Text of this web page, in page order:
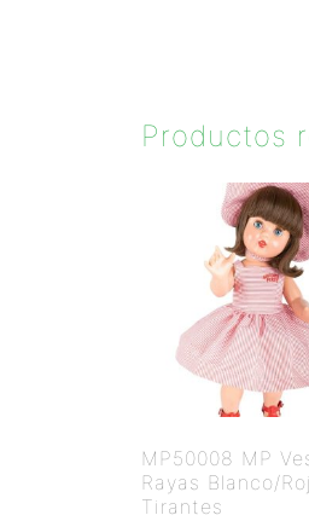
Productos
MP50008 MP
Rayas Blanco/
Tirantes